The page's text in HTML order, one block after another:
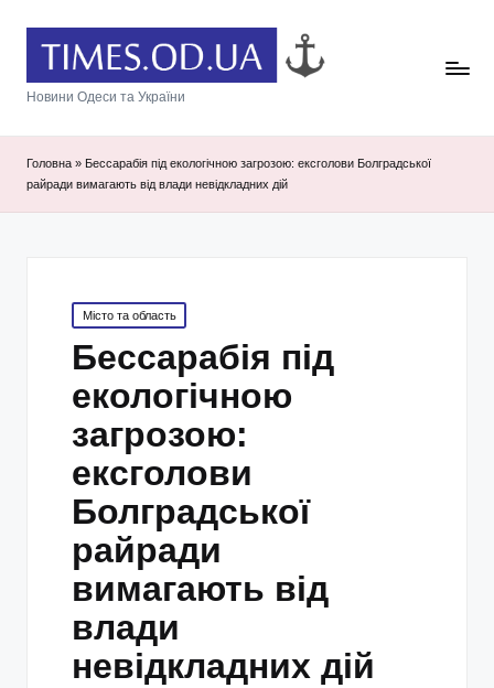
Новини Одеси та України
Головна » Бессарабія під екологічною загрозою: ексголови Болградської
райради вимагають від влади невідкладних дій
Posted
in
Місто та область
Бессарабія під
екологічною
загрозою:
ексголови
Болградської
райради
вимагають від
влади
невідкладних дій